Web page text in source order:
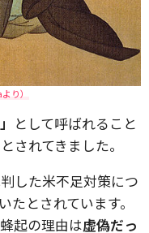
り）
として呼ばれること
とされてきました。
した米不足対策につ
たとされています。
起の理由は虚偽だっ